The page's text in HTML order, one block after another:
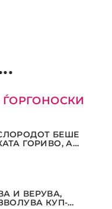
БЕШЕ
ГОРИВО, А
И ВЕРУВА,
КУП-